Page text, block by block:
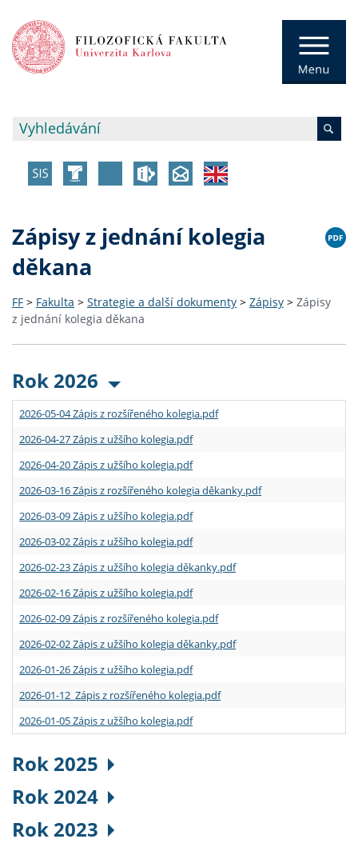
Zápisy z jednání kolegia
děkana
FF > Fakulta > Strategie a další dokumenty > Zápisy > Zápisy
z jednání kolegia děkana
Rok 2026
2026-05-04 Zápis z rozšířeného kolegia.pdf
2026-04-27 Zápis z užšího kolegia.pdf
2026-04-20 Zápis z užšího kolegia.pdf
2026-03-16 Zápis z rozšířeného kolegia děkanky.pdf
2026-03-09 Zápis z užšího kolegia.pdf
2026-03-02 Zápis z užšího kolegia.pdf
2026-02-23 Zápis z užšího kolegia děkanky.pdf
2026-02-16 Zápis z užšího kolegia.pdf
2026-02-09 Zápis z rozšířeného kolegia.pdf
2026-02-02 Zápis z užšího kolegia děkanky.pdf
2026-01-26 Zápis z užšího kolegia.pdf
2026-01-12 Zápis z rozšířeného kolegia.pdf
2026-01-05 Zápis z užšího kolegia.pdf
Rok 2025
Rok 2024
Rok 2023